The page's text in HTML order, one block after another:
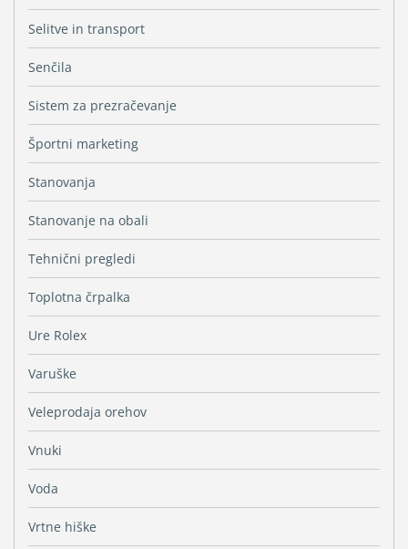
Selitve in transport
Senčila
Sistem za prezračevanje
Športni marketing
Stanovanja
Stanovanje na obali
Tehnični pregledi
Toplotna črpalka
Ure Rolex
Varuške
Veleprodaja orehov
Vnuki
Voda
Vrtne hiške